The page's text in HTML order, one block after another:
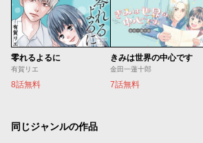
零れるよるに
有賀リエ
8話無料
きみは世界の中心です
金田一蓮十郎
7話無料
同じジャンルの作品